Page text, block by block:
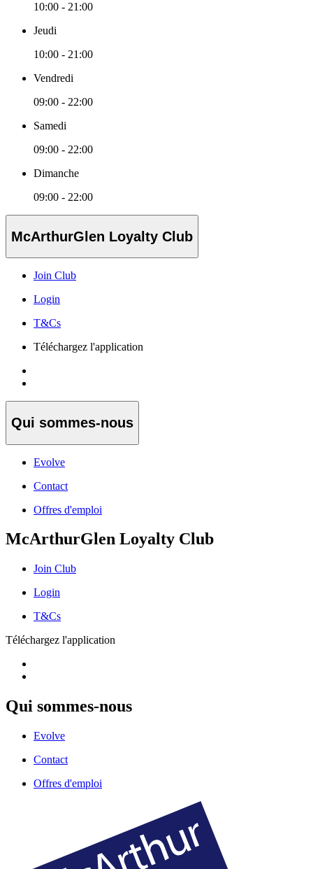
10:00 - 21:00
Jeudi
10:00 - 21:00
Vendredi
09:00 - 22:00
Samedi
09:00 - 22:00
Dimanche
09:00 - 22:00
McArthurGlen Loyalty Club
Join Club
Login
T&Cs
Téléchargez l'application
Qui sommes-nous
Evolve
Contact
Offres d'emploi
McArthurGlen Loyalty Club
Join Club
Login
T&Cs
Téléchargez l'application
Qui sommes-nous
Evolve
Contact
Offres d'emploi